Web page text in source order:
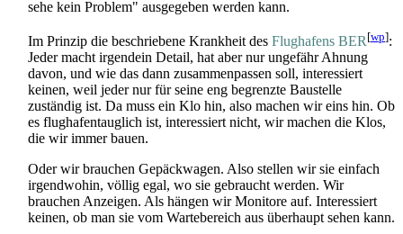
sehe kein Problem" ausgegeben werden kann.
Im Prinzip die beschriebene Krankheit des Flughafens BER [wp]:
Jeder macht irgendein Detail, hat aber nur ungefähr Ahnung
davon, und wie das dann zusammen­passen soll, interessiert
keinen, weil jeder nur für seine eng begrenzte Baustelle
zuständig ist. Da muss ein Klo hin, also machen wir eins hin. Ob
es flughafen­tauglich ist, interessiert nicht, wir machen die Klos,
die wir immer bauen.
Oder wir brauchen Gepäckwagen. Also stellen wir sie einfach
irgendwohin, völlig egal, wo sie gebraucht werden. Wir
brauchen Anzeigen. Als hängen wir Monitore auf. Interessiert
keinen, ob man sie vom Wartebereich aus überhaupt sehen kann.